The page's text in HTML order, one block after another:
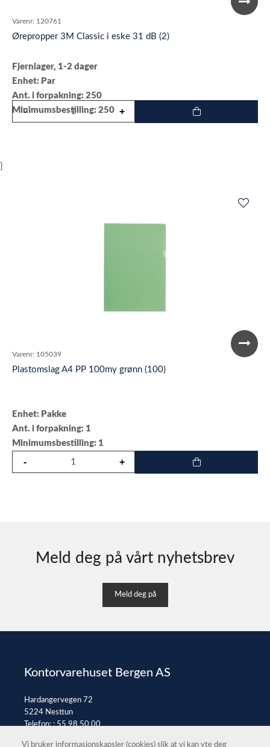
Varenr: 120761
Ørepropper 3M Classic i eske 31 dB (2)
Fjernlager, 1-2 dager
Enhet: Par
Ant. i forpakning: 250
Minimumsbestilling: 250
}
Varenr: 105039
Plastomslag A4 PP 100my grønn (100)
Enhet: Pakke
Ant. i forpakning: 1
Minimumsbestilling: 1
Meld deg på vårt nyhetsbrev
Meld deg på
Kontorvarehuset Bergen AS
Hardangervegen 72
5224 Nesttun
Telefon: :55 98 50 00
Vi bruker informasjonskapsler (cookies) slik at vi kan yte deg